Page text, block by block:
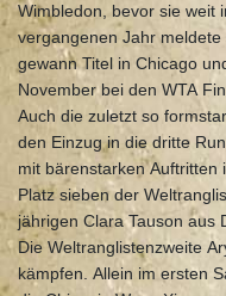
Wimbledon, bevor sie weit
vergangenen Jahr
gewann Titel in Chicago
November bei den WTA
Auch die zuletzt so
den Einzug in die dritte
mit bärenstarken
Platz sieben der
jährigen Clara Tauson aus
Die Weltranglistenzweite
kämpfen. Allein im ersten